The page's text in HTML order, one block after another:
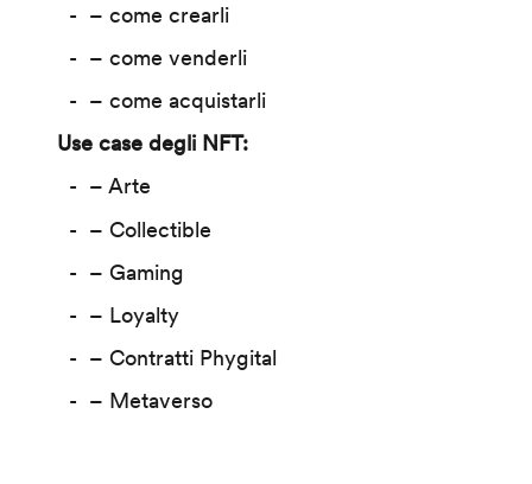
– come crearli
– come venderli
– come acquistarli
Use case degli NFT:
– Arte
– Collectible
– Gaming
– Loyalty
– Contratti Phygital
– Metaverso